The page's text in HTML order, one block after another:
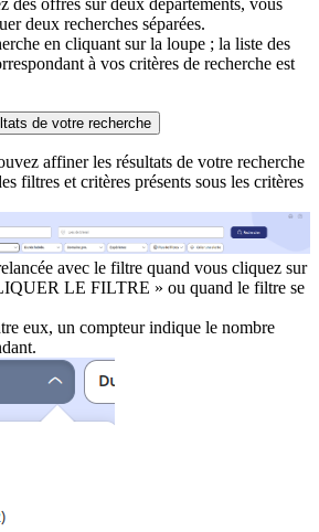
des offres sur deux départements, vous
deux recherches séparées.
en cliquant sur la loupe ; la liste des
à vos critères de recherche est
de votre recherche
affiner les résultats de votre recherche
filtres et critères présents sous les critères
avec le filtre quand vous cliquez sur
LE FILTRE » ou quand le filtre se
eux, un compteur indique le nombre